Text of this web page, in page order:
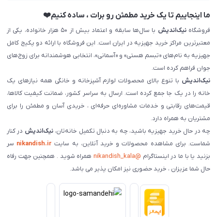
ما اینجاییم تا یک خرید مطمئن رو برات ، ساده کنیم❤️
فروشگاهنیک‌اندیش
با سال‌ها سابقه و اعتماد بیش از ۵۰ هزار خانواده، یکی از
معتبرترین مراکز خرید جهیزیه در ایران است. این فروشگاه با ارائه دو پکیج کامل
جهیزیه به نام‌های «تبسم هستی» و «آسمانی»، انتخابی هوشمندانه برای زوج‌های
جوان فراهم کرده است.
نیک‌اندیش با تنوع بالای محصولات لوازم آشپزخانه و خانگی همه نیازهای یک
خانه را در یک جا جمع کرده است. ارسال به سراسر کشور، ضمانت کیفیت کالاها،
قیمت‌های رقابتی و خدمات مشاوره‌ای حرفه‌ای ، خریدی آسان و مطمئن را برای
مشتریان به همراه دارد.
چه در حال خرید جهیزیه باشید، چه به دنبال تکمیل خانه‌تان،نیک‌اندیش در کنار
شماست. برای مشاهده محصولات و خرید آنلاین، به سایت nikandish.ir سر
بزنید یا با ما در اینستاگرام @nikandish_kala
همراه شوید . همچنین جهت رفاه
حال شما عزیزان ، خرید حضوری نیز امکان پذیر می باشد.